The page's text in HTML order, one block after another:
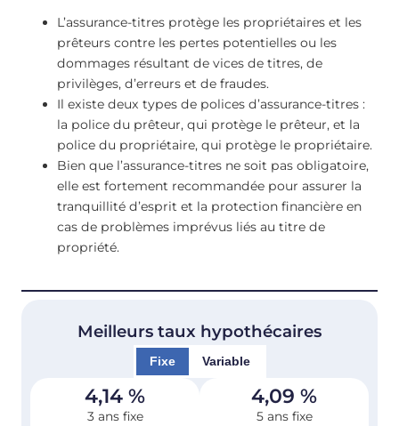
L’assurance-titres protège les propriétaires et les
prêteurs contre les pertes potentielles ou les
dommages résultant de vices de titres, de
privilèges, d’erreurs et de fraudes.
Il existe deux types de polices d’assurance-titres :
la police du prêteur, qui protège le prêteur, et la
police du propriétaire, qui protège le propriétaire.
Bien que l’assurance-titres ne soit pas obligatoire,
elle est fortement recommandée pour assurer la
tranquillité d’esprit et la protection financière en
cas de problèmes imprévus liés au titre de
propriété.
Meilleurs taux hypothécaires
Fixe Variable
4,14 %
3 ans fixe
4,09 %
5 ans fixe